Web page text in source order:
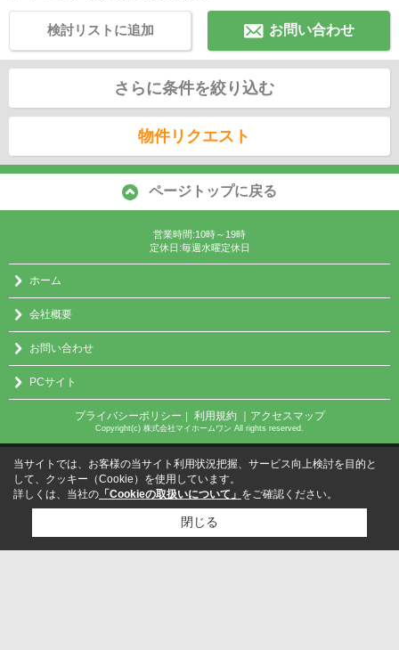
お問い合わせ
検討リストに追加
さらに条件を絞り込む
物件リクエスト
ページトップに戻る
営業時間:10時～19時
定休日:毎週水曜定休日
ホーム
会社概要
お問い合わせ
PCサイト
プライバシーポリシー ｜ 利用規約 ｜アクセスマップ
Copyright(c) 株式会社マイホームワン All rights reserved.
当サイトでは、お客様の当サイト利用状況把握、サービス向上検討を目的と
して、クッキー（Cookie）を使用しています。
詳しくは、当社の 「Cookieの取扱いについて」 をご確認ください。
閉じる